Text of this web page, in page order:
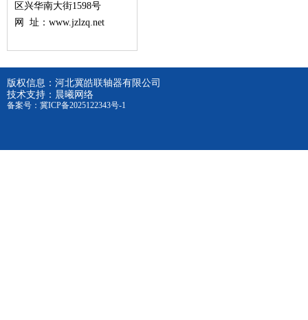
区兴华南大街1598号
网 址： www.jzlzq.net
版权信息： 河北冀皓联轴器有限公司
技术支持： 晨曦网络
备案号： 冀ICP备2025122343号-1